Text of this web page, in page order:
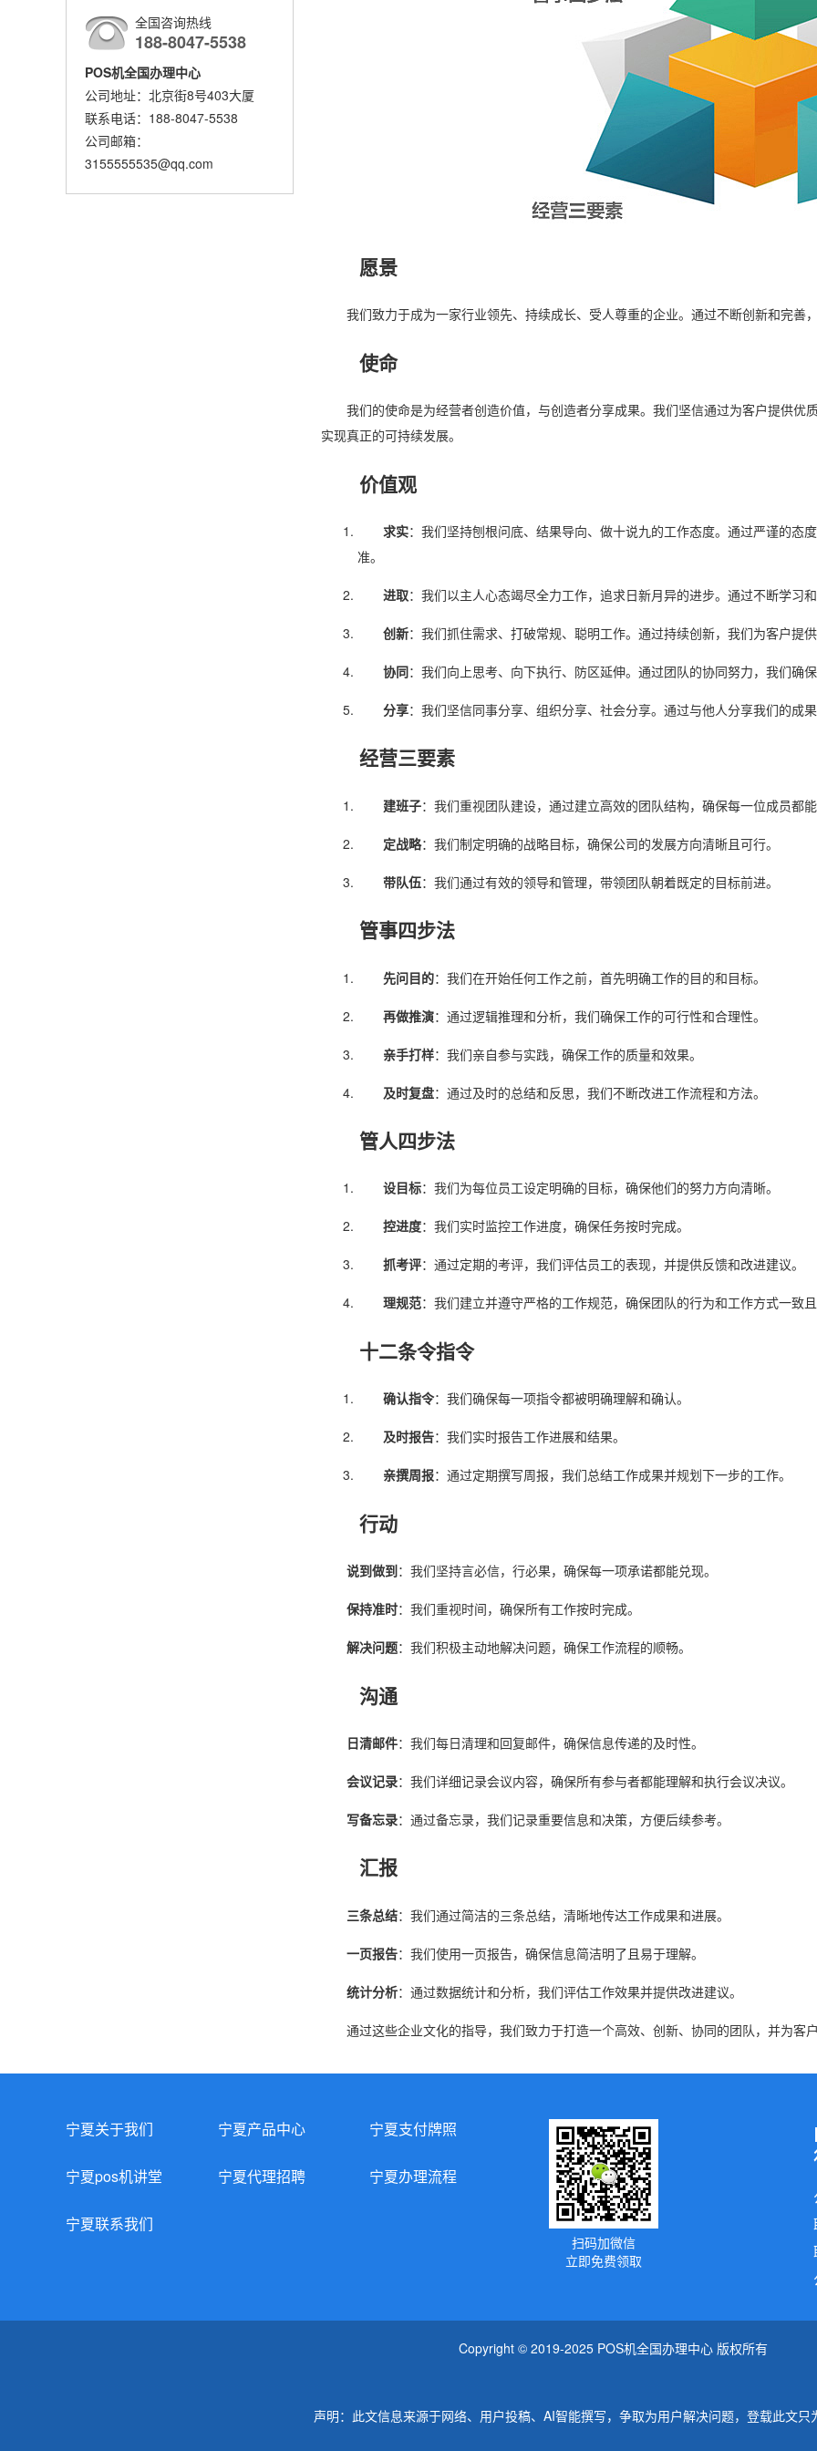
全国咨询热线
188-8047-5538
POS机全国办理中心
公司地址：北京街8号403大厦
联系电话：188-8047-5538
公司邮箱：
3155555535@qq.com
愿景
我们致力于成为一家行业领先、持续成长、受人尊重的企业。通过不断创新和完
使命
我们的使命是为经营者创造价值，与创造者分享成果。我们坚信通过为客户提供
实现真正的可持续发展。
价值观
求实：我们坚持刨根问底、结果导向、做十说九的工作态度。通过严谨的态
准。
进取：我们以主人心态竭尽全力工作，追求日新月异的进步。通过不断学习
创新：我们抓住需求、打破常规、聪明工作。通过持续创新，我们为客户提
协同：我们向上思考、向下执行、防区延伸。通过团队的协同努力，我们确
分享：我们坚信同事分享、组织分享、社会分享。通过与他人分享我们的成
经营三要素
建班子：我们重视团队建设，通过建立高效的团队结构，确保每一位成员都
定战略：我们制定明确的战略目标，确保公司的发展方向清晰且可行。
带队伍：我们通过有效的领导和管理，带领团队朝着既定的目标前进。
管事四步法
先问目的：我们在开始任何工作之前，首先明确工作的目的和目标。
再做推演：通过逻辑推理和分析，我们确保工作的可行性和合理性。
亲手打样：我们亲自参与实践，确保工作的质量和效果。
及时复盘：通过及时的总结和反思，我们不断改进工作流程和方法。
管人四步法
设目标：我们为每位员工设定明确的目标，确保他们的努力方向清晰。
控进度：我们实时监控工作进度，确保任务按时完成。
抓考评：通过定期的考评，我们评估员工的表现，并提供反馈和改进建议。
理规范：我们建立并遵守严格的工作规范，确保团队的行为和工作方式一致
十二条令指令
确认指令：我们确保每一项指令都被明确理解和确认。
及时报告：我们实时报告工作进展和结果。
亲撰周报：通过定期撰写周报，我们总结工作成果并规划下一步的工作。
行动
说到做到：我们坚持言必信，行必果，确保每一项承诺都能兑现。
保持准时：我们重视时间，确保所有工作按时完成。
解决问题：我们积极主动地解决问题，确保工作流程的顺畅。
沟通
日清邮件：我们每日清理和回复邮件，确保信息传递的及时性。
会议记录：我们详细记录会议内容，确保所有参与者都能理解和执行会议决议。
写备忘录：通过备忘录，我们记录重要信息和决策，方便后续参考。
汇报
三条总结：我们通过简洁的三条总结，清晰地传达工作成果和进展。
一页报告：我们使用一页报告，确保信息简洁明了且易于理解。
统计分析：通过数据统计和分析，我们评估工作效果并提供改进建议。
通过这些企业文化的指导，我们致力于打造一个高效、创新、协同的团队，并为客
宁夏关于我们 宁夏产品中心 宁夏支付牌照
宁夏pos机讲堂 宁夏代理招聘 宁夏办理流程
宁夏联系我们
扫码加微信
立即免费领取
Copyright © 2019-2025 POS机全国办理中心 版权所有
声明：此文信息来源于网络、用户投稿、AI智能撰写，争取为用户解决问题，登载此文只